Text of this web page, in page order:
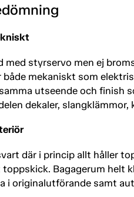
med styrservo men ej
både mekaniskt som
utseende och finish
dekaler,
där i princip allt håller
toppskick. Bagagerum helt
i originalutförande samt